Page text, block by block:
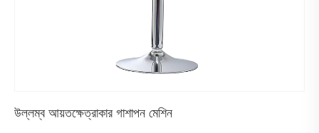
উল্লম্ব আয়তক্ষেত্রাকার গাশাপন মেশিন